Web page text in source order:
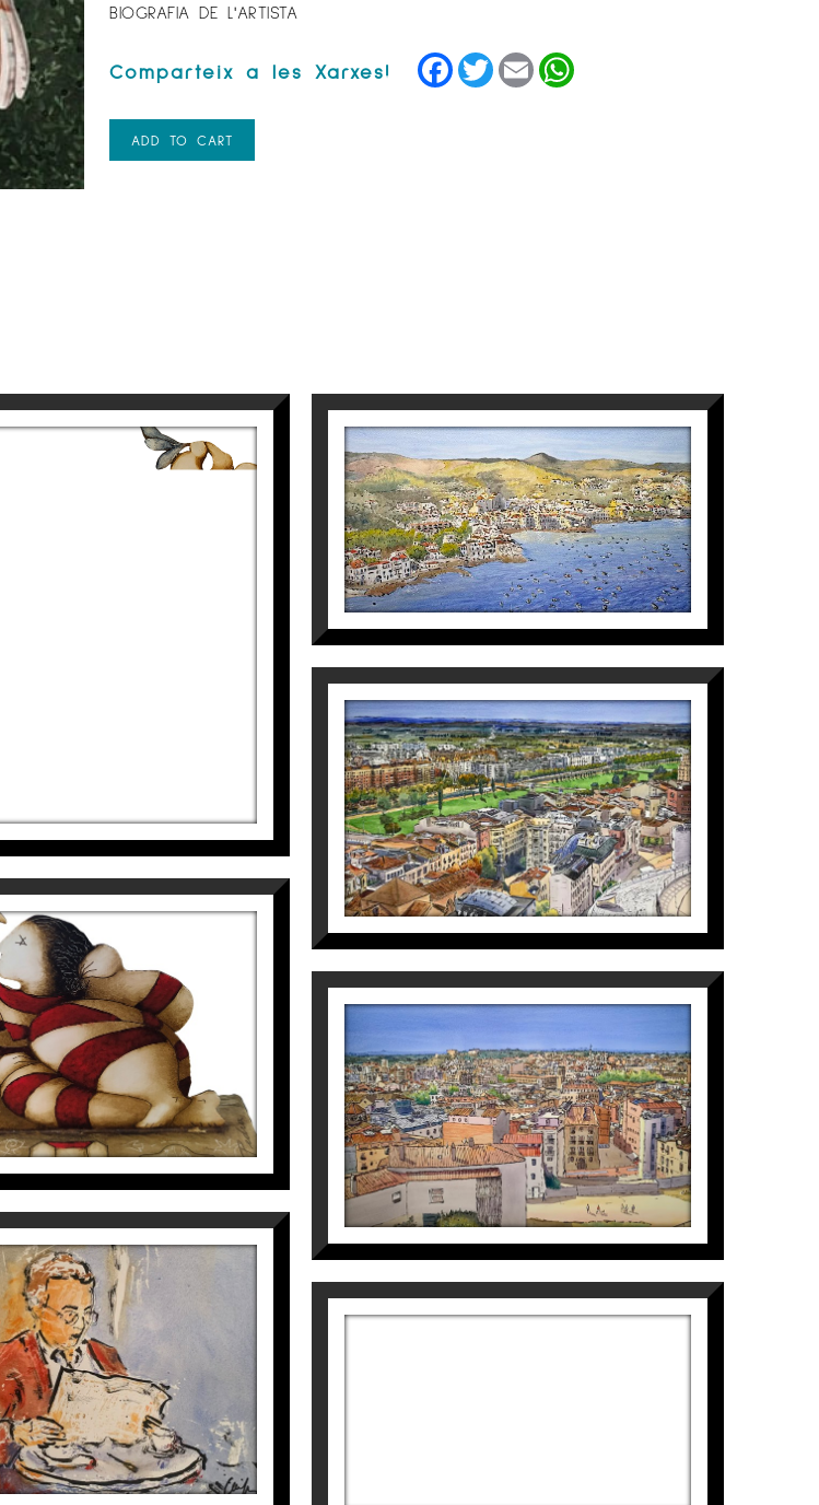
BIOGRAFIA DE L'ARTISTA
Facebook
TwitterEmail
ADD TO CART
S/T
Víctor Pedra
1.400€
HOME LLEGINT
Maite Farreres
390€
VISTA CADAQUÉS
Maite Farreres
4.750€
PANORAMICA UNIVERSITAT
Maite Farreres
3.800€
PANORAMICA GARDENY
Maite Farreres
3.800€